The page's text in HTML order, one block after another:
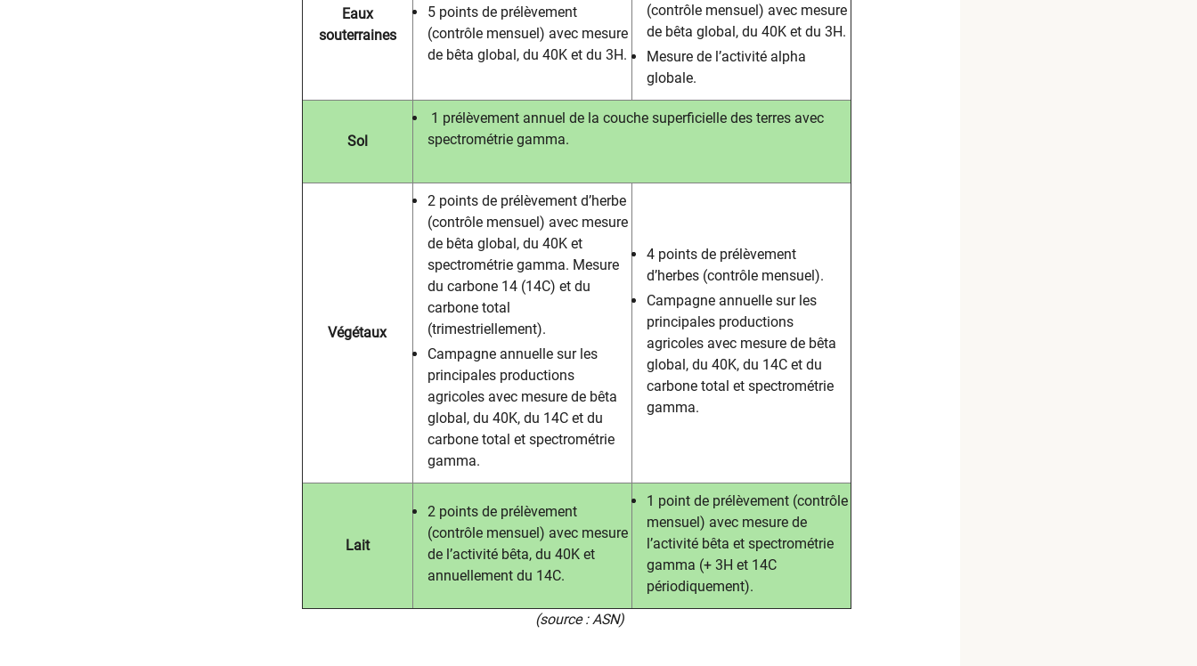
Eaux
souterraines
5 points de prélèvement
(contrôle mensuel) avec mesure
de bêta global, du 40K et du 3H.
(contrôle mensuel) avec mesure
de bêta global, du 40K et du 3H.
Mesure de l’activité alpha
globale.
Sol
1 prélèvement annuel de la couche superficielle des terres avec
spectrométrie gamma.
Végétaux
2 points de prélèvement d’herbe
(contrôle mensuel) avec mesure
de bêta global, du 40K et
spectrométrie gamma. Mesure
du carbone 14 (14C) et du
carbone total
(trimestriellement).
Campagne annuelle sur les
principales productions
agricoles avec mesure de bêta
global, du 40K, du 14C et du
carbone total et spectrométrie
gamma.
4 points de prélèvement
d’herbes (contrôle mensuel).
Campagne annuelle sur les
principales productions
agricoles avec mesure de bêta
global, du 40K, du 14C et du
carbone total et spectrométrie
gamma.
Lait
2 points de prélèvement
(contrôle mensuel) avec mesure
de l’activité bêta, du 40K et
annuellement du 14C.
1 point de prélèvement (contrôle
mensuel) avec mesure de
l’activité bêta et spectrométrie
gamma (+ 3H et 14C
périodiquement).
(source : ASN)